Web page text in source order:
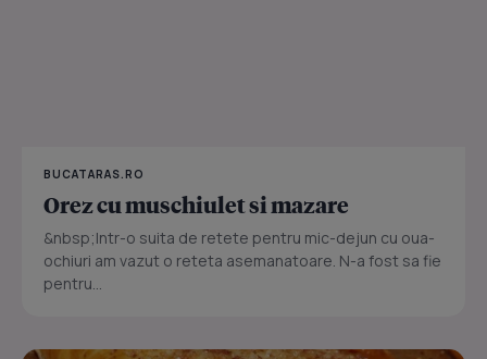
BUCATARAS.RO
Orez cu muschiulet si mazare
&nbsp;Intr-o suita de retete pentru mic-dejun cu oua-
ochiuri am vazut o reteta asemanatoare. N-a fost sa fie
pentru...